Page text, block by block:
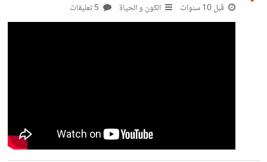
قبل 10 سنوات الكون و الحياة